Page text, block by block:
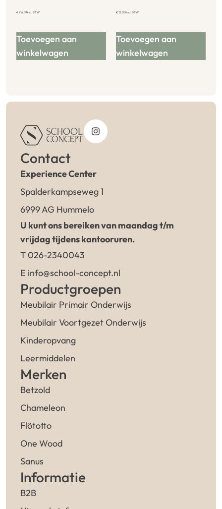
€216,59incl. BTW
Toevoegen aan
winkelwagen
€12,00incl. BTW
Toevoegen aan
winkelwagen
Contact
Experience Center
Spalderkampseweg 1
6999 AG Hummelo
U kunt ons bereiken van maandag t/m
vrijdag tijdens kantooruren.
T 026-2340043
E info@school-concept.nl
Productgroepen
Meubilair Primair Onderwijs
Meubilair Voortgezet Onderwijs
Kinderopvang
Leermiddelen
Merken
Betzold
Chameleon
Flötotto
One Wood
Sanus
Informatie
B2B